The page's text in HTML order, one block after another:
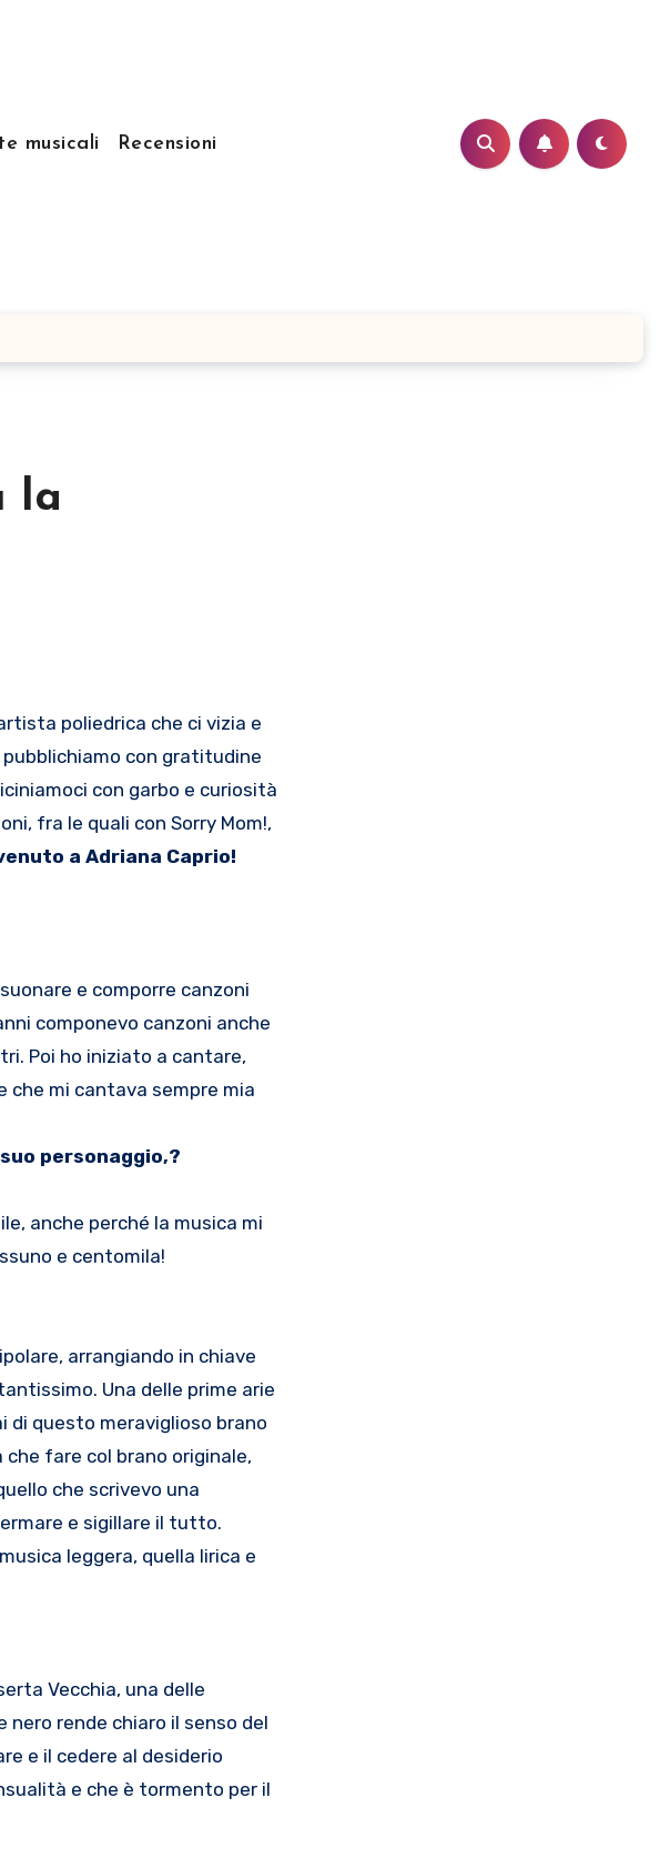
musicali Recensioni
la
poliedrica che ci vizia e
pubblichiamo con gratitudine
con garbo e curiosità
fra le quali con Sorry Mom!,
a Adriana Caprio!
e comporre canzoni
componevo canzoni anche
Poi ho iniziato a cantare,
che mi cantava sempre mia
personaggio,?
anche perché la musica mi
e centomila!
arrangiando in chiave
Una delle prime arie
di questo meraviglioso brano
fare col brano originale,
che scrivevo una
e sigillare il tutto.
leggera, quella lirica e
Vecchia, una delle
rende chiaro il senso del
e il cedere al desiderio
e che è tormento per il